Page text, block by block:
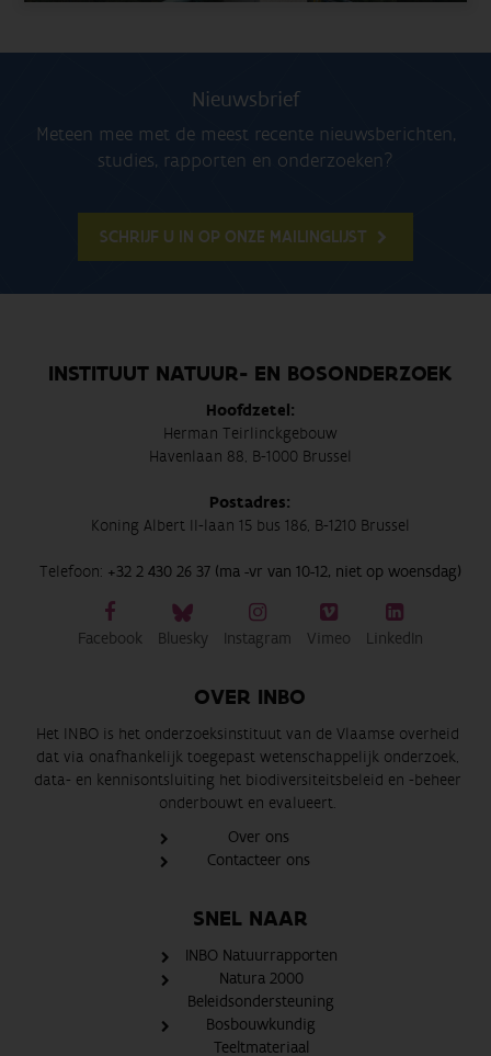
Nieuwsbrief
Meteen mee met de meest recente nieuwsberichten,
studies, rapporten en onderzoeken?
SCHRIJF U IN OP ONZE MAILINGLIJST
INSTITUUT NATUUR- EN BOSONDERZOEK
Hoofdzetel:
Herman Teirlinckgebouw
Havenlaan 88, B-1000 Brussel
Postadres:
Koning Albert II-laan 15 bus 186, B-1210 Brussel
Telefoon: +32 2 430 26 37 (ma -vr van 10-12, niet op woensdag)
Facebook Bluesky Instagram Vimeo LinkedIn
OVER INBO
Het INBO is het onderzoeksinstituut van de Vlaamse overheid
dat via onafhankelijk toegepast wetenschappelijk onderzoek,
data- en kennisontsluiting het biodiversiteitsbeleid en -beheer
onderbouwt en evalueert.
Over ons
Contacteer ons
SNEL NAAR
INBO Natuurrapporten
Natura 2000
Beleidsondersteuning
Bosbouwkundig
Teeltmateriaal